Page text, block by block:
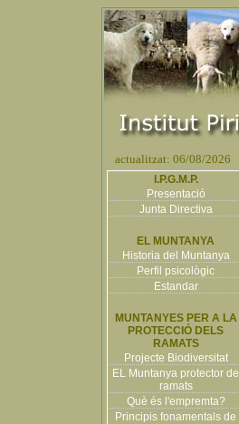
actualitzat: 06/08/2026
I.P.G.M.P.
Presentació
Junta Directiva
EL MUNTANYA
Historia del Muntanya
Perfil psicològic
Estandar
MUNTANYES PER A LA
PROTECCIÓ DELS
RAMATS
Projecte Biodiversitat
EL Muntanya protector de
ramats
Què és l'empremta?
Principis fonamentals de